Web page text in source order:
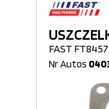
FAST
Nr Autos